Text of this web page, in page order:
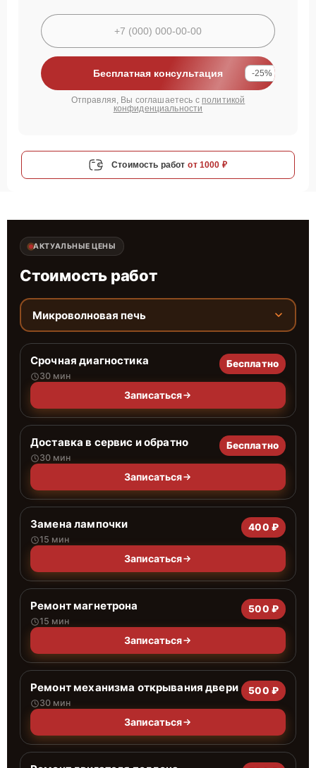
Бесплатная консультация -25%
Отправляя, Вы соглашаетесь с политикой
конфиденциальности
Стоимость работ от 1000 ₽
АКТУАЛЬНЫЕ ЦЕНЫ
Стоимость работ
Микроволновая печь
Срочная диагностика
30 мин
Бесплатно
Записаться
Доставка в сервис и обратно
30 мин
Бесплатно
Записаться
Замена лампочки
15 мин
400 ₽
Записаться
Ремонт магнетрона
15 мин
500 ₽
Записаться
Ремонт механизма открывания двери
30 мин
500 ₽
Записаться